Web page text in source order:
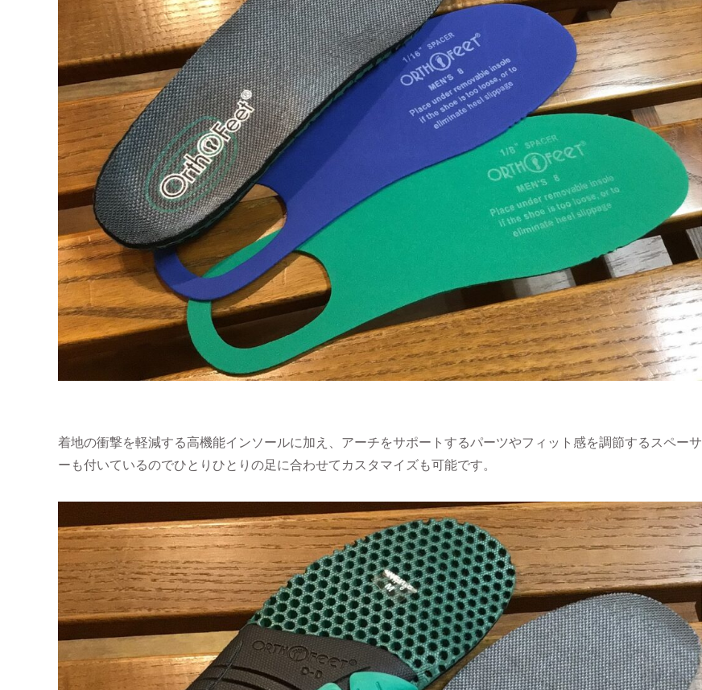
着地の衝撃を軽減する高機能インソールに加え、アーチをサポートするパーツやフィット感を調節するスペーサ
ーも付いているのでひとりひとりの足に合わせてカスタマイズも可能です。